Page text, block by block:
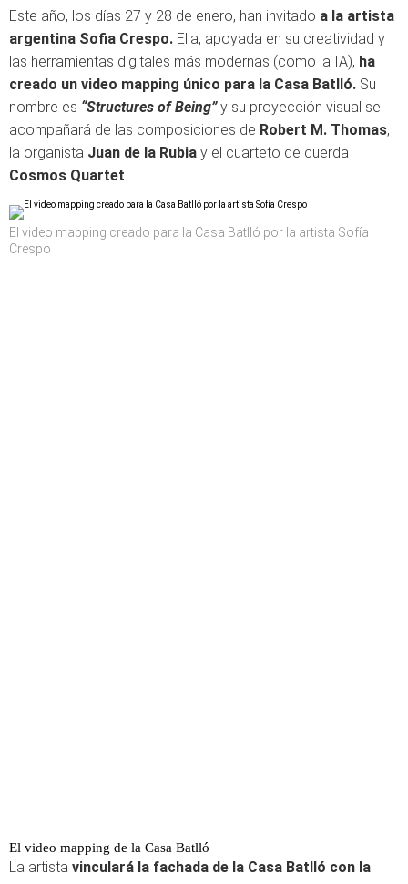
Este año, los días 27 y 28 de enero, han invitado a la artista
argentina Sofia Crespo. Ella, apoyada en su creatividad y
las herramientas digitales más modernas (como la IA), ha
creado un video mapping único para la Casa Batlló. Su
nombre es “Structures of Being”y su proyección visual se
acompañará de las composiciones de Robert M. Thomas,
la organista Juan de la Rubia y el cuarteto de cuerda
Cosmos Quartet.
El video mapping creado para la Casa Batlló por la artista Sofía
Crespo
El video mapping de la Casa Batlló
La artista vinculará la fachada de la Casa Batlló con la